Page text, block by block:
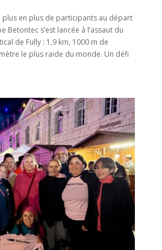
en plus de participants au départ
Betontec s’est lancée à l’assaut du
de Fully : 1,9 km, 1000 m de
le plus raide du monde. Un défi